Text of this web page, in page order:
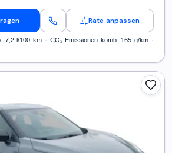
Rate anpassen
7,2 l/100 km · CO₂-Emissionen komb. 165 g/km ·